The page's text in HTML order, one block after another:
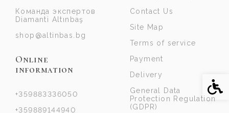
Команда экспертов
Diamanti Altınbaş
shop@altinbas.bg
Online
information
+359883336050
+359889144940
Contact Us
Site Map
Terms of service
Payment
Delivery
General Data
Protection Regulation
(GDPR)